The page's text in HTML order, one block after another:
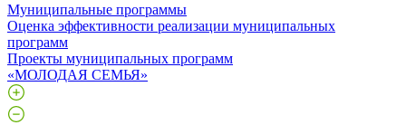
Муниципальные программы
Оценка эффективности реализации муниципальных
программ
Проекты муниципальных программ
«МОЛОДАЯ СЕМЬЯ»